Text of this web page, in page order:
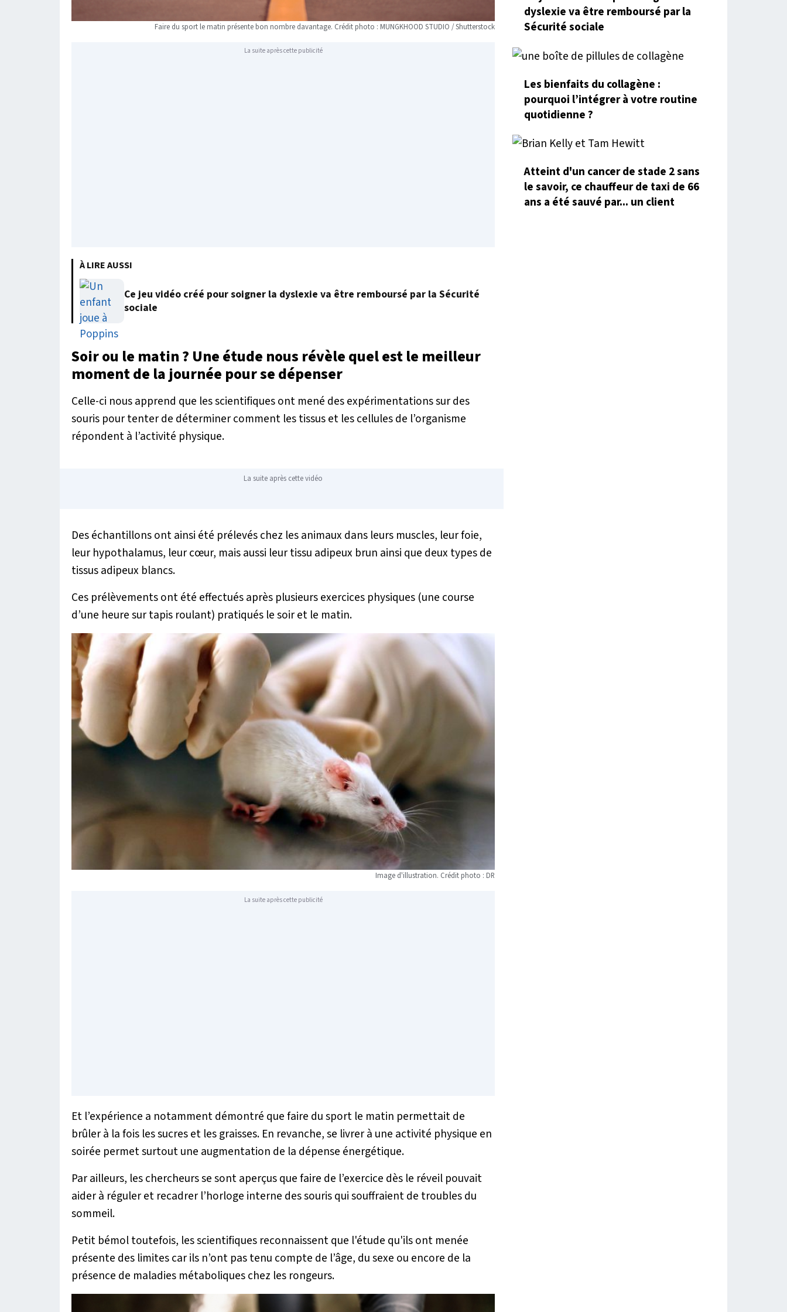
Faire du sport le matin présente bon nombre davantage. Crédit photo : MUNGKHOOD STUDIO / Shutterstock
La suite après cette publicité
À LIRE AUSSI
Ce jeu vidéo créé pour soigner la dyslexie va être remboursé par la Sécurité
sociale
Soir ou le matin ? Une étude nous révèle quel est le meilleur
moment de la journée pour se dépenser
Celle-ci nous apprend que les scientifiques ont mené des expérimentations sur des
souris pour tenter de déterminer comment les tissus et les cellules de l’organisme
répondent à l’activité physique.
La suite après cette vidéo
Des échantillons ont ainsi été prélevés chez les animaux dans leurs muscles, leur foie,
leur hypothalamus, leur cœur, mais aussi leur tissu adipeux brun ainsi que deux types de
tissus adipeux blancs.
Ces prélèvements ont été effectués après plusieurs exercices physiques (une course
d’une heure sur tapis roulant) pratiqués le soir et le matin.
Image d'illustration. Crédit photo : DR
La suite après cette publicité
Et l’expérience a notamment démontré que faire du sport le matin permettait de
brûler à la fois les sucres et les graisses. En revanche, se livrer à une activité physique en
soirée permet surtout une augmentation de la dépense énergétique.
Par ailleurs, les chercheurs se sont aperçus que faire de l’exercice dès le réveil pouvait
aider à réguler et recadrer l’horloge interne des souris qui souffraient de troubles du
sommeil.
Petit bémol toutefois, les scientifiques reconnaissent que l'étude qu'ils ont menée
présente des limites car ils n’ont pas tenu compte de l’âge, du sexe ou encore de la
présence de maladies métaboliques chez les rongeurs.
dyslexie va être remboursé par la
Sécurité sociale
Les bienfaits du collagène :
pourquoi l’intégrer à votre routine
quotidienne ?
Atteint d'un cancer de stade 2 sans
le savoir, ce chauffeur de taxi de 66
ans a été sauvé par... un client